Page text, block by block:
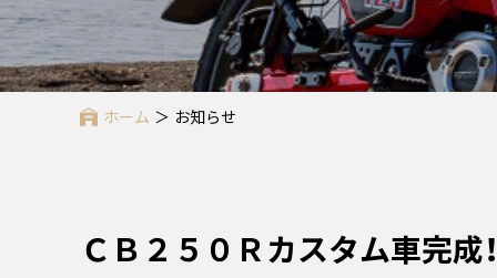
ホーム ＞ お知らせ
ＣＢ２５０Ｒカスタム車完成！